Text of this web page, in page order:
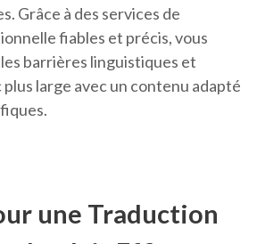
Grâce à des services de
fiables et précis, vous
barrières linguistiques et
large avec un contenu adapté
une Traduction